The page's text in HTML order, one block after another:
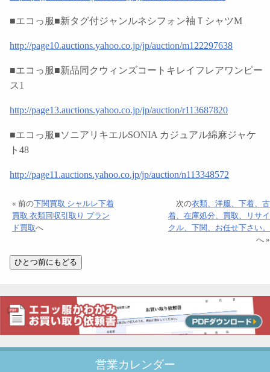
■エコっ服■新タグ付ジャンルネシフォン袖ＴシャツМ
http://page10.auctions.yahoo.co.jp/jp/auction/m122297638
■エコっ服■新品同クウィンズコートキレイフレアワンピー
ス1
http://page13.auctions.yahoo.co.jp/jp/auction/r113687820
■エコっ服■ソニアリキエルSONIA カジュアル綿麻ジャケ
ト48
http://page11.auctions.yahoo.co.jp/jp/auction/n113348572
« 前の 下関買取 シャルレ下着
買取 衣類回収引取り ブラン
ド買取へ
次の衣類、洋服、下着、古
着、在庫処分、買取、リサイ
クル、下関、お任せ下さい。
へ »
営業カレンダー